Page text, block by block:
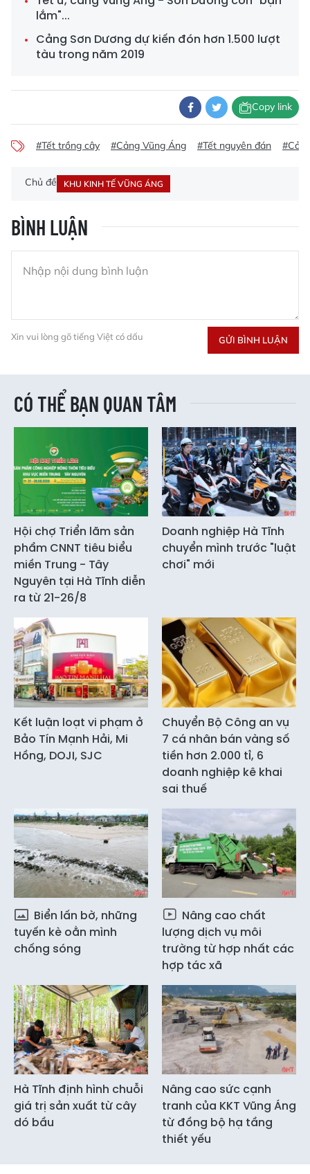
lắm"...
Cảng Sơn Dương dự kiến đón hơn 1.500 lượt
tàu trong năm 2019
Copy link
#Tết trồng cây #Cảng Vũng Áng #Tết nguyên đán
Chủ đề KHU KINH TẾ VŨNG ÁNG
BÌNH LUẬN
Xin vui lòng gõ tiếng Việt có dấu GỬI BÌNH LUẬN
CÓ THỂ BẠN QUAN TÂM
Hội chợ Triển lãm sản
phẩm CNNT tiêu biểu
miền Trung - Tây
Nguyên tại Hà Tĩnh diễn
ra từ 21-26/8
Doanh nghiệp Hà Tĩnh
chuyển mình trước "luật
chơi" mới
Kết luận loạt vi phạm ở
Bảo Tín Mạnh Hải, Mi
Hồng, DOJI, SJC
Chuyển Bộ Công an vụ
7 cá nhân bán vàng số
tiền hơn 2.000 tỉ, 6
doanh nghiệp kê khai
sai thuế
Biển lấn bờ, những
tuyến kè oằn mình
chống sóng
Nâng cao chất
lượng dịch vụ môi
trường từ hợp nhất các
hợp tác xã
Hà Tĩnh định hình chuỗi
giá trị sản xuất từ cây
dó bầu
Nâng cao sức cạnh
tranh của KKT Vũng Áng
từ đồng bộ hạ tầng
thiết yếu